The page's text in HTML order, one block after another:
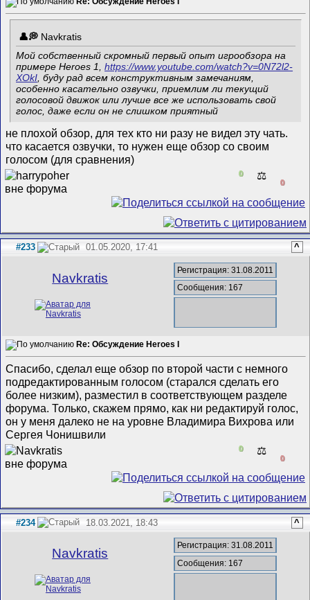
Navkratis
Мой собственный скромный первый опыт игрообзора на
примере Heroes 1,https://www.youtube.com/watch?v=0N72l2-
XOkI , буду рад всем конструктивным замечаниям,
особенно касательно озвучки, приемлим ли текущий
голосовой движок или лучше все же использовать свой
голос, даже если он не слишком приятный
не плохой обзор, для тех кто ни разу не видел эту чать.
что касается озвучки, то нужен еще обзор со своим
голосом (для сравнения)
0 ⚖️
0
#233 01.05.2020, 17:41 ^
Navkratis
Регистрация: 31.08.2011
Сообщения: 167
Re: Обсуждение Heroes I
Спасибо, сделал еще обзор по второй части с немного
подредактированным голосом (старался сделать его
более низким), разместил в соответствующем разделе
форума. Только, скажем прямо, как ни редактируй голос,
он у меня далеко не на уровне Владимира Вихрова или
Сергея Чонишвили
0 ⚖️
0
#234 18.03.2021, 18:43 ^
Navkratis
Регистрация: 31.08.2011
Сообщения: 167